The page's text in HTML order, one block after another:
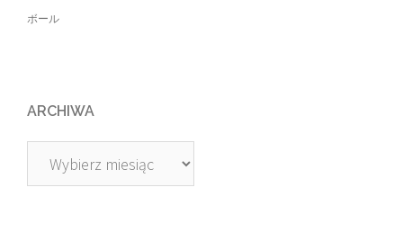
ボール
ARCHIWA
Archiwa